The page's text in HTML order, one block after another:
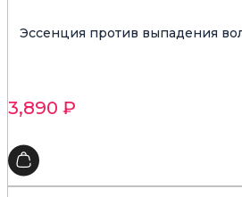
Эссенция против выпадения
3,890 ₽